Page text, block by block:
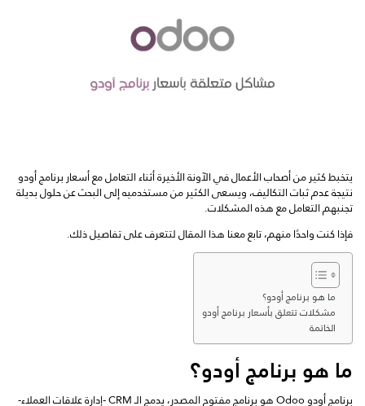
يتخبط كثير من أصحاب الأعمال في الآونة الأخيرة أثناء التعامل مع أسعار برنامج أودو
نتيجة عدم ثبات التكاليف، ويسعى الكثير من مستخدميه إلى البحث عن حلول بديلة
تجنبهم التعامل مع هذه المشكلات.
فإذا كنت واحدًا منهم، تابع معنا هذا المقال لتتعرف على تفاصيل ذلك.
ما هو برنامج أودو؟
مشكلات تتعلق بأسعار برنامج أودو
الخاتمة
ما هو برنامج أودو؟
برنامج أودو Odoo هو برنامج مفتوح المصدر، يدمج الـ CRM -إدارة علاقات العملاء-